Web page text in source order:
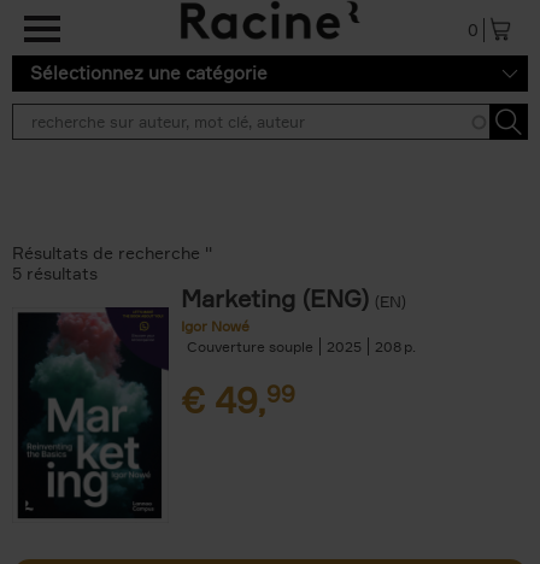
Aller au contenu principal
0
Sélectionnez une catégorie
Résultats de recherche ''
5 résultats
Marketing (ENG) (EN)
Igor Nowé
Couverture souple
2025 208
€ 49,99